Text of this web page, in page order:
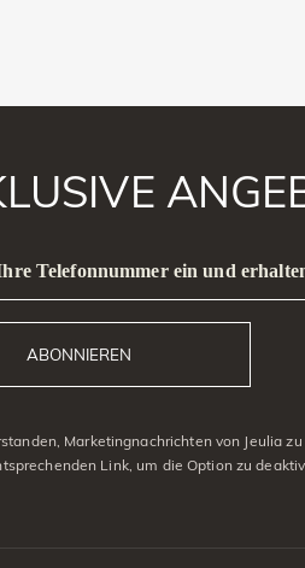
Telefonnummer ein und
ABONNIEREN
Marketingnachrichten von Jeulia
Link, um die Option zu